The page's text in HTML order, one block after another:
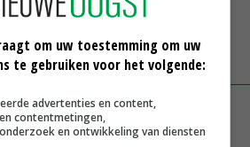
de drie Belgische boeren weg in
jaar
om uw toestemming om uw
te gebruiken voor het volgende:
advertenties en content,
contentmetingen,
en ontwikkeling van diensten